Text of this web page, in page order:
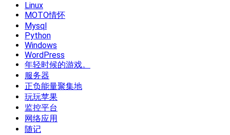
Linux
MOTO情怀
Mysql
Python
Windows
WordPress
年轻时候的游戏。
服务器
正负能量聚集地
玩玩苹果
监控平台
网络应用
随记